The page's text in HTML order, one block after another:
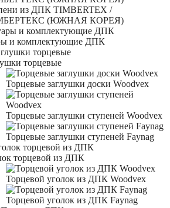
из ДПК TIMBERTEX /
(ЮЖНАЯ КОРЕЯ)
и комплектующие ДПК
торцевые
Торцевые заглушки доски Woodvex
Торцевые заглушки ступеней Woodvex
Торцевые заглушки ступеней Faynag
торцевой из ДПК
Торцевой уголок из ДПК Woodvex
Торцевой уголок из ДПК Faynag